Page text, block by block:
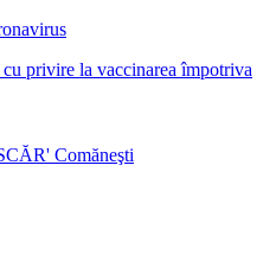
privire la vaccinarea împotriva